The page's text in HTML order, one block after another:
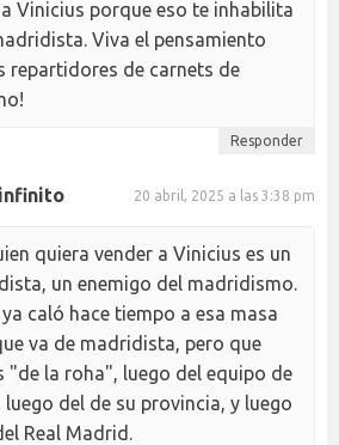
Vinicius porque eso te inhabilita
Viva el pensamiento
repartidores de carnets de
Responder
20 abril, 2025 a las 3:38 pm
quiera vender a Vinicius es un
un enemigo del madridismo.
caló hace tiempo a esa masa
va de madridista, pero que
"de la roha", luego del equipo de
luego del de su provincia, y luego
Real Madrid.